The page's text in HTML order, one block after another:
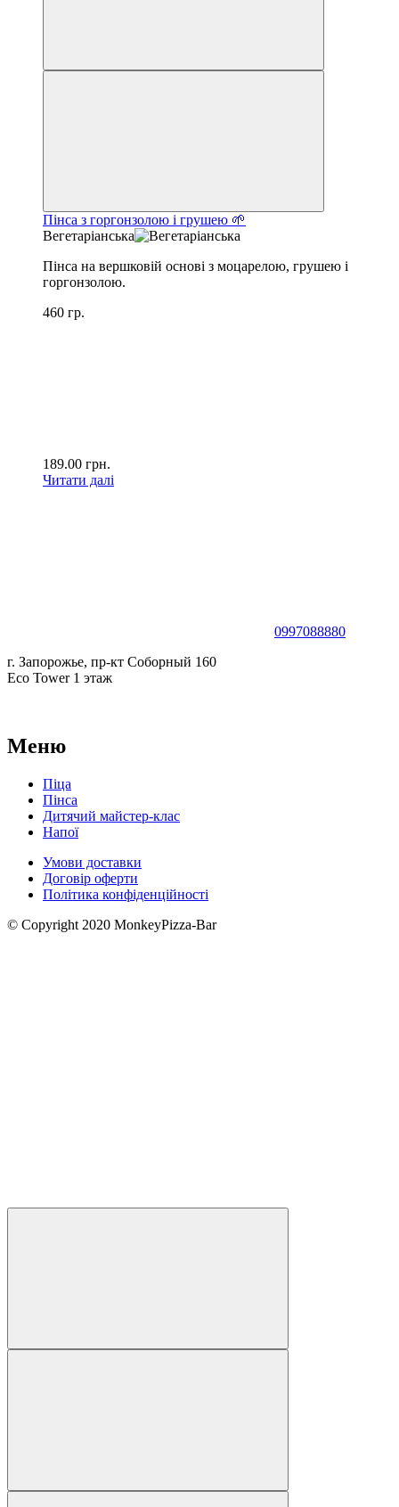
Пінса з горгонзолою і грушею 🌱
Вегетаріанська
Пінса на вершковій основі з моцарелою, грушею і
горгонзолою.
460 гр.
189.00 грн.
Читати далі
0997088880
г. Запорожье, пр-кт Соборный 160
Eco Tower 1 этаж
Меню
Піца
Пінса
Дитячий майстер-клас
Напої
Умови доставки
Договір оферти
Політика конфіденційності
© Copyright 2020 MonkeyPizza-Bar